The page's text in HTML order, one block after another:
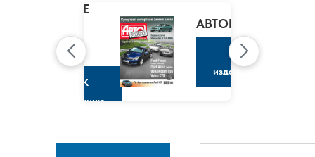
CLAIRE
МАРИ
КЛЭР
К
изданию
АВТОРЕВЮ
К
изданию